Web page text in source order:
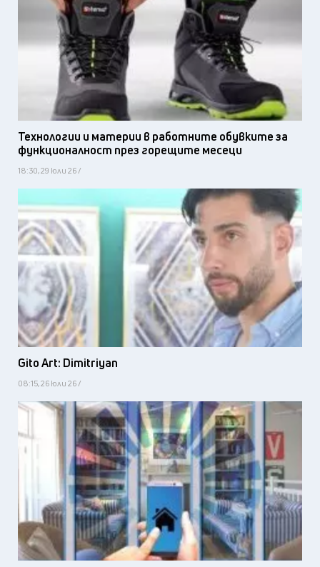
Технологии и материи в работните обувките за
функционалност през горещите месеци
18:30, 29 юли 26 /
Gito Art: Dimitriyan
08:15, 26 юли 26 /